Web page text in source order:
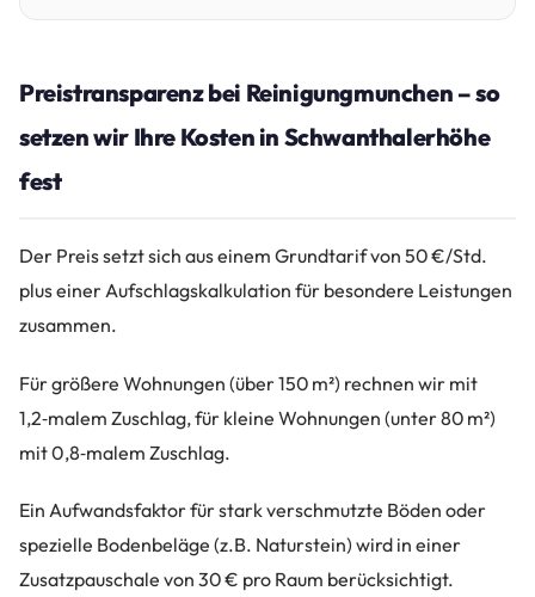
Preistransparenz bei Reinigungmunchen – so
setzen wir Ihre Kosten in Schwanthalerhöhe
fest
Der Preis setzt sich aus einem Grundtarif von 50 €/Std.
plus einer Aufschlagskalkulation für besondere Leistungen
zusammen.
Für größere Wohnungen (über 150 m²) rechnen wir mit
1,2‑malem Zuschlag, für kleine Wohnungen (unter 80 m²)
mit 0,8‑malem Zuschlag.
Ein Aufwandsfaktor für stark verschmutzte Böden oder
spezielle Bodenbeläge (z.B. Naturstein) wird in einer
Zusatzpauschale von 30 € pro Raum berücksichtigt.